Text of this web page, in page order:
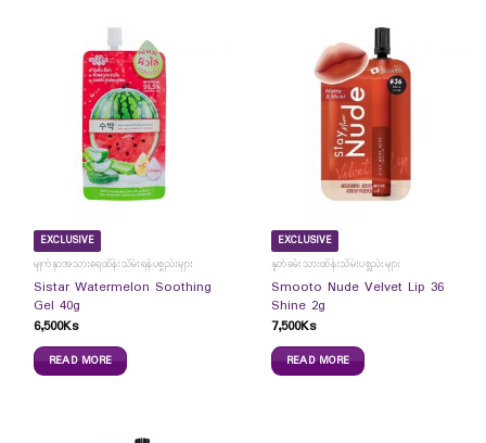
EXCLUSIVE
မျက်နှာအသားရေထိန်းသိမ်းရန်ပစ္စည်းများ
Sistar Watermelon Soothing
Gel 40g
6,500Ks
READ MORE
EXCLUSIVE
နှုတ်ခမ်းသားထိန်းသိမ်းပစ္စည်းများ
Smooto Nude Velvet Lip 36
Shine 2g
7,500Ks
READ MORE